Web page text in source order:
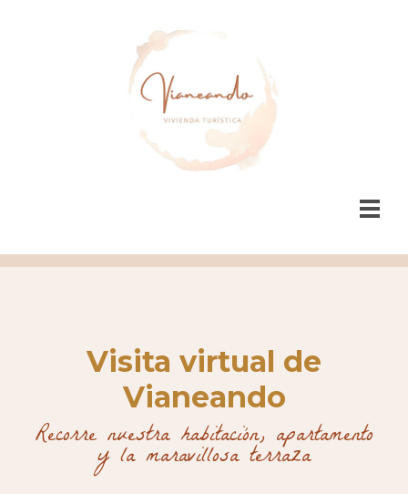
Visita virtual de
Vianeando
Recorre nuestra habitación, apartamento
y la maravillosa terraza